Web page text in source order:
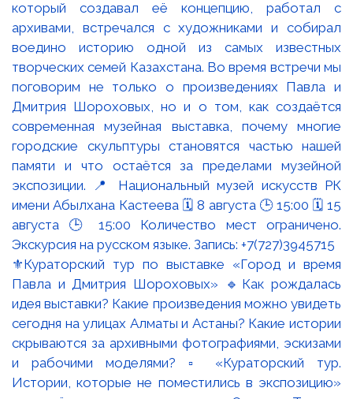
⚜️Кураторский тур по выставке «Город и время
Павла и Дмитрия Шороховых» 🔹Как рождалась
идея выставки? Какие произведения можно увидеть
сегодня на улицах Алматы и Астаны? Какие истории
скрываются за архивными фотографиями, эскизами
и рабочими моделями? ▫️ «Кураторский тур.
Истории, которые не поместились в экспозицию»